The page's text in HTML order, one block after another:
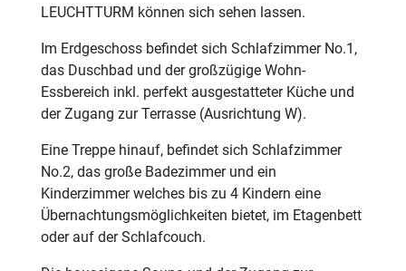
LEUCHTTURM können sich sehen lassen.
Im Erdgeschoss befindet sich Schlafzimmer No.1,
das Duschbad und der großzügige Wohn-
Essbereich inkl. perfekt ausgestatteter Küche und
der Zugang zur Terrasse (Ausrichtung W).
Eine Treppe hinauf, befindet sich Schlafzimmer
No.2, das große Badezimmer und ein
Kinderzimmer welches bis zu 4 Kindern eine
Übernachtungsmöglichkeiten bietet, im Etagenbett
oder auf der Schlafcouch.